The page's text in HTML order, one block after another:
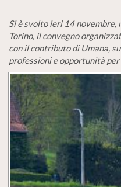
Si è svolto ieri 14 novembre,
Torino, il convegno
con il contributo di Umana,
professioni e opportunità